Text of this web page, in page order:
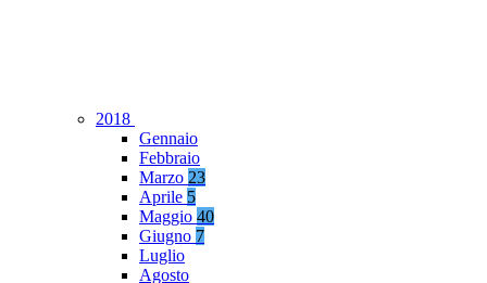
2018
Gennaio
Febbraio
Marzo 23
Aprile 5
Maggio 40
Giugno 7
Luglio
Agosto